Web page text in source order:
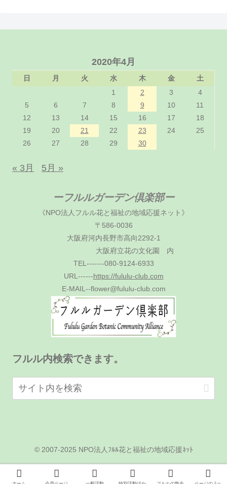
2020年4月
日 月 火 水 木 金
土
1
2 3
4
5
6 7 8 9 10
11
12
13 14 15 16 17
18
19
20 21 22 23 24
25
26
27 28 29 30
« 3月 5月 »
ーフルルガーデン倶楽部ー
《NPO法人フルル花と福祉の地域応援ネット》
〒586-0036
大阪府河内長野市高向2292-1
大阪府立花の文化園 内
TEL-------080-9124-6933
URL------https://fululu-club.com
E-MAIL--flower@fululu-club.com
フルル内検索できます。
© 2007-2025 NPO法人ﾌﾙﾙ花と福祉の地域応援ﾈｯﾄ